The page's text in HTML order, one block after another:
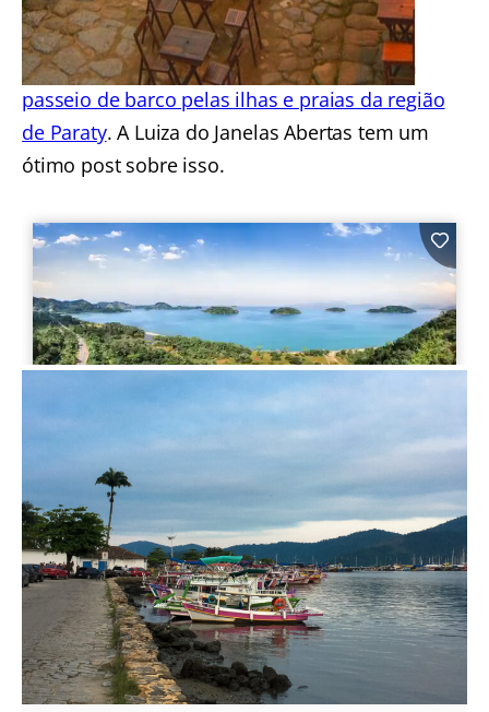
música ao vivo e o movimento dos turistas.
Uma das boas dicas de Paraty RJ é fazer um
passeio de barco pelas ilhas e praias da região
de Paraty. A Luiza do Janelas Abertas tem um
ótimo post sobre isso.